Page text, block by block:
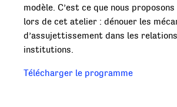
modèle. C’est ce que nous
lors de cet atelier : dénouer les
d’assujettissement dans les
institutions.
Télécharger le programme